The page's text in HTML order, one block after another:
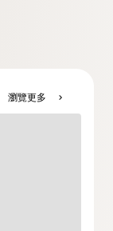
瀏覽更多 chevron_right